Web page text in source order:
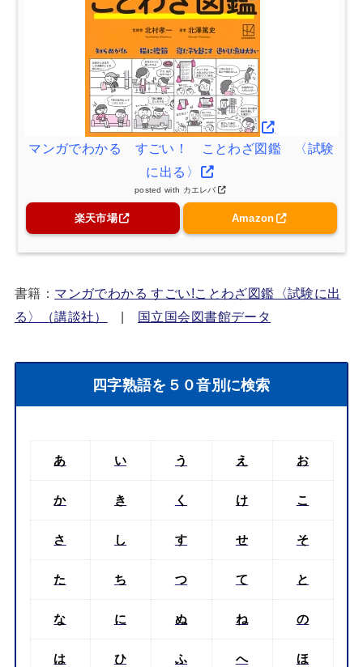
マンガでわかる すごい！ ことわざ図鑑 〈試験
に出る〉
posted with カエレバ
楽天市場 Amazon
書籍： マンガでわかる すごい!ことわざ図鑑〈試験に出
る〉（講談社）
| 国立国会図書館データ
四字熟語を５０音別に検索
あ い う え お
か き く け こ
さ し す せ そ
た ち つ て と
な に ぬ ね の
は ひ ふ へ ほ